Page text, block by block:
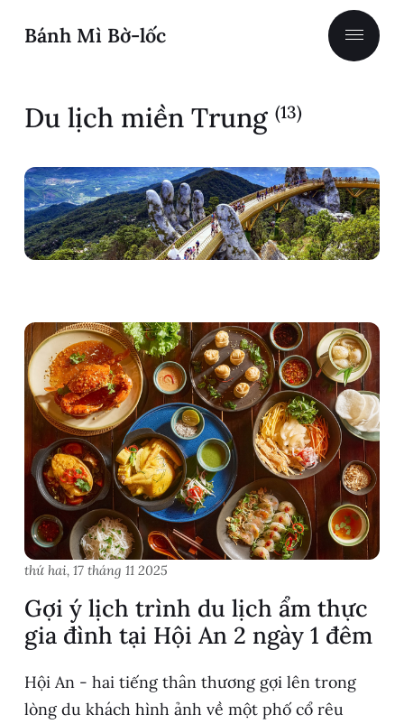
Bánh Mì Bờ-lốc
Du lịch miền Trung (13)
thứ hai, 17 tháng 11 2025
Gợi ý lịch trình du lịch ẩm thực
gia đình tại Hội An 2 ngày 1 đêm
Hội An - hai tiếng thân thương gợi lên trong
lòng du khách hình ảnh về một phố cổ rêu